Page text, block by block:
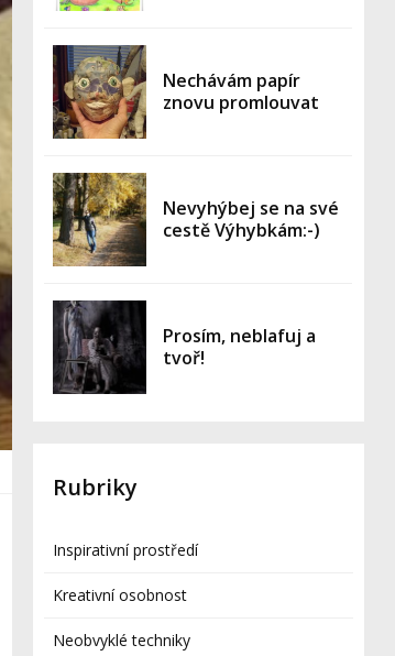
Nechávám papír
znovu promlouvat
Nevyhýbej se na své
cestě Výhybkám:-)
Prosím, neblafuj a
tvoř!
Rubriky
Inspirativní prostředí
Kreativní osobnost
Neobvyklé techniky